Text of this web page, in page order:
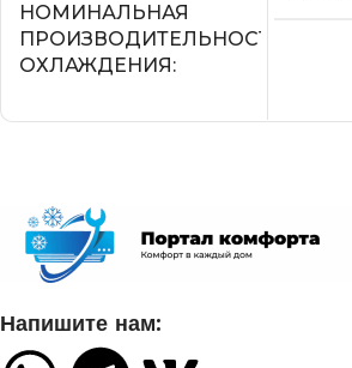
НОМИНАЛЬНАЯ
ПРОИЗВОДИТЕЛЬНОСТЬ
ОХЛАЖДЕНИЯ
2.05
УПРАВЛЕНИЕ C МОБИЛЬНОГО
Нет
МАКС.
2,25
Напишите нам: